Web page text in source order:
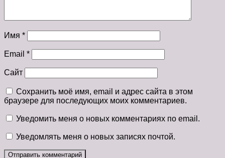
Имя *
Email *
Сайт
Сохранить моё имя, email и адрес сайта в этом
браузере для последующих моих комментариев.
Уведомить меня о новых комментариях по email.
Уведомлять меня о новых записях почтой.